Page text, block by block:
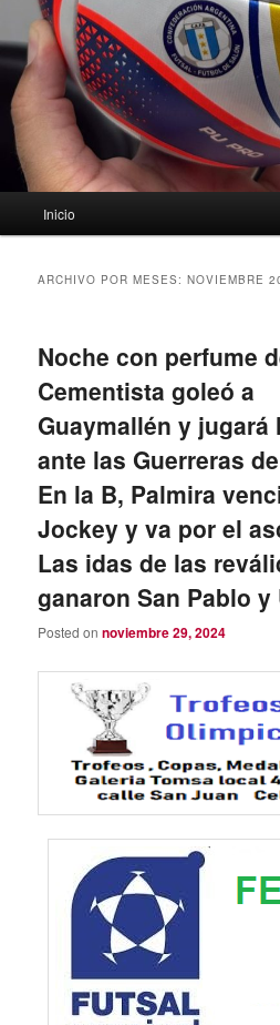
Inicio
ARCHIVO POR MESES:NOVIEMBRE
Noche con perfume
Cementista goleó a
Guaymallén y jugará
ante las Guerreras
En la B, Palmira
Jockey y va por el
Las idas de las
ganaron San Pablo y
Posted onnoviembre 29, 2024